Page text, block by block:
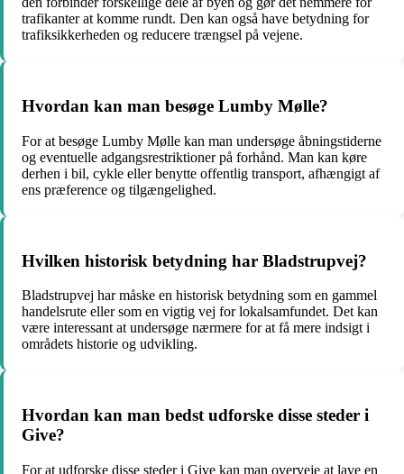
trafikanter at komme rundt. Den kan også have betydning for
trafiksikkerheden og reducere trængsel på vejene.
Hvordan kan man besøge Lumby Mølle?
For at besøge Lumby Mølle kan man undersøge åbningstiderne
og eventuelle adgangsrestriktioner på forhånd. Man kan køre
derhen i bil, cykle eller benytte offentlig transport, afhængigt af
ens præference og tilgængelighed.
Hvilken historisk betydning har Bladstrupvej?
Bladstrupvej har måske en historisk betydning som en gammel
handelsrute eller som en vigtig vej for lokalsamfundet. Det kan
være interessant at undersøge nærmere for at få mere indsigt i
områdets historie og udvikling.
Hvordan kan man bedst udforske disse steder i
Give?
For at udforske disse steder i Give kan man overveje at lave en